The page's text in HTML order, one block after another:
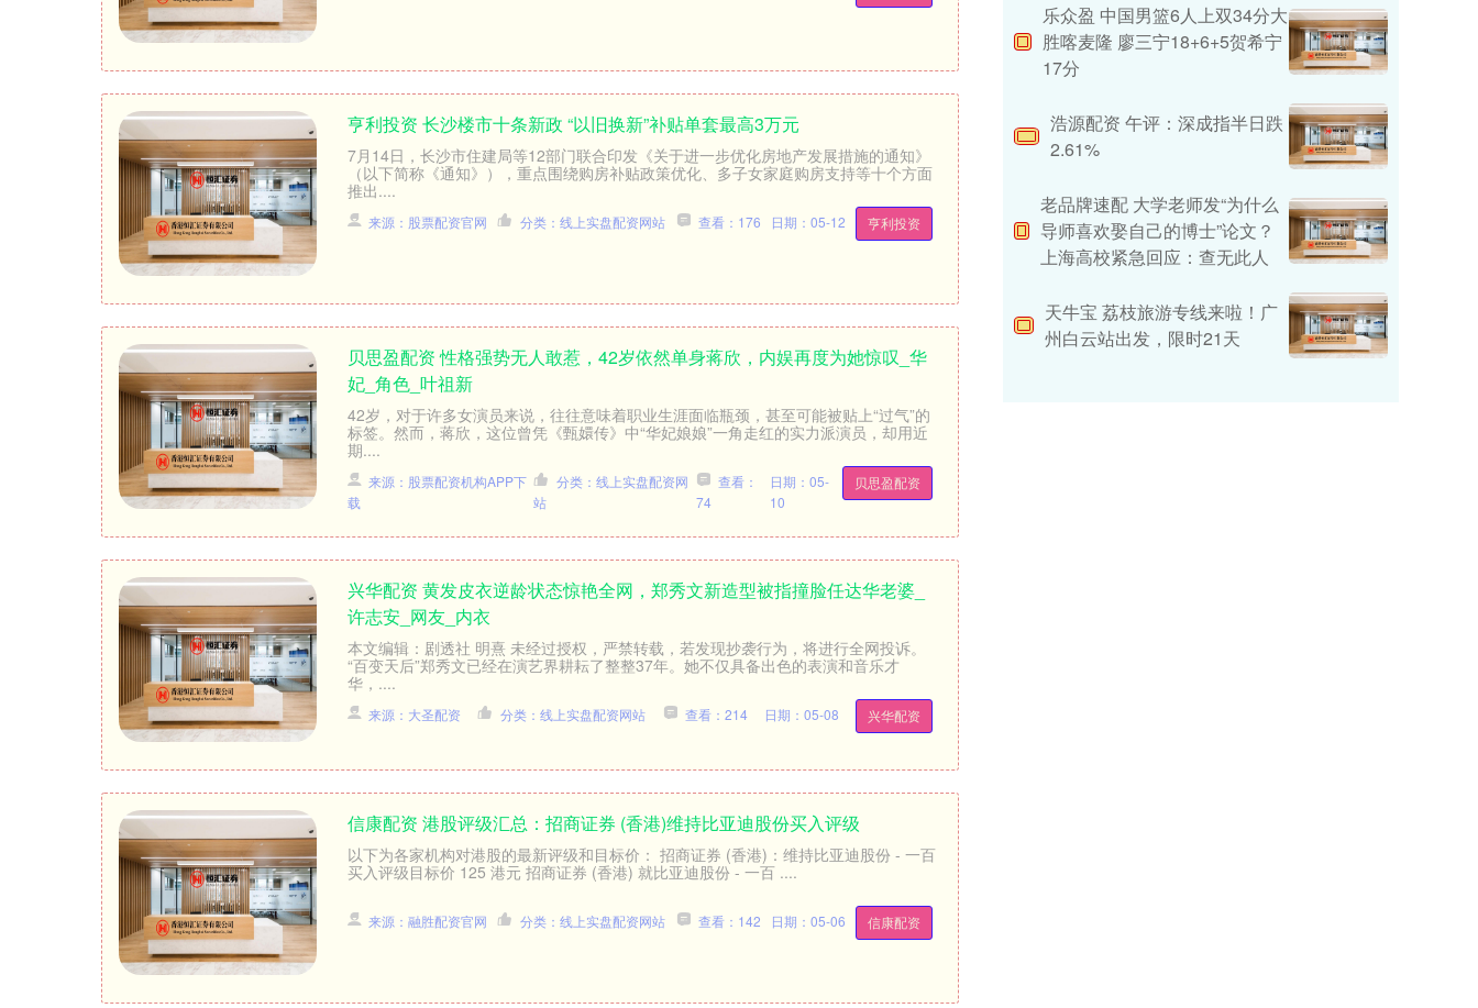
亨利投资 长沙楼市十条新政 “以旧换新”补贴单套最高3万元
7月14日，长沙市住建局等12部门联合印发《关于进一步优化房地产发展措施的通知》
（以下简称《通知》），重点围绕购房补贴政策优化、多子女家庭购房支持等十个方面
推出....
亨利投资
来源：股票配资官网 分类：线上实盘配资网站 查看：176 日期：05-12
贝思盈配资 性格强势无人敢惹，42岁依然单身蒋欣，内娱再度为她惊叹_华
妃_角色_叶祖新
42岁，对于许多女演员来说，往往意味着职业生涯面临瓶颈，甚至可能被贴上“过气”的
标签。然而，蒋欣，这位曾凭《甄嬛传》中“华妃娘娘”一角走红的实力派演员，却用近
期....
贝思盈配资
来源：股票配资机构APP下
载
分类：线上实盘配资网
站
查看：
74
日期：05-
10
兴华配资 黄发皮衣逆龄状态惊艳全网，郑秀文新造型被指撞脸任达华老婆_
许志安_网友_内衣
本文编辑：剧透社 明熹 未经过授权，严禁转载，若发现抄袭行为，将进行全网投诉。
“百变天后”郑秀文已经在演艺界耕耘了整整37年。她不仅具备出色的表演和音乐才
华，....
兴华配资
来源：大圣配资 分类：线上实盘配资网站 查看：214 日期：05-08
信康配资 港股评级汇总：招商证券 (香港)维持比亚迪股份买入评级
以下为各家机构对港股的最新评级和目标价： 招商证券 (香港)：维持比亚迪股份 - 一百
买入评级目标价 125 港元 招商证券 (香港) 就比亚迪股份 - 一百 ....
信康配资
来源：融胜配资官网 分类：线上实盘配资网站 查看：142 日期：05-06
乐众盈 中国男篮6人上双34分大
胜喀麦隆 廖三宁18+6+5贺希宁
17分
浩源配资 午评：深成指半日跌
2.61%
老品牌速配 大学老师发“为什么
导师喜欢娶自己的博士”论文？
上海高校紧急回应：查无此人
天牛宝 荔枝旅游专线来啦！广
州白云站出发，限时21天